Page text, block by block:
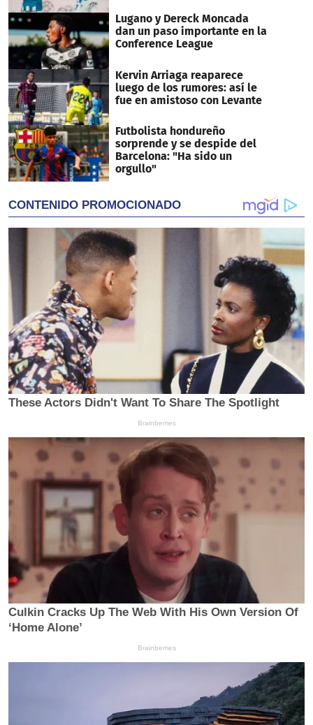
Lugano y Dereck Moncada
dan un paso importante en la
Conference League
Kervin Arriaga reaparece
luego de los rumores: así le
fue en amistoso con Levante
Futbolista hondureño
sorprende y se despide del
Barcelona: "Ha sido un
orgullo"